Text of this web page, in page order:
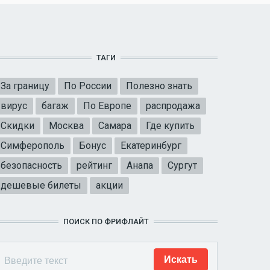
ТАГИ
За границу По России
Полезно знать
вирус
багаж По Европе
распродажа
Скидки
Москва Самара
Где купить
Симферополь
Бонус
Екатеринбург
безопасность
рейтинг Анапа
Сургут
дешевые билеты
акции
ПОИСК ПО ФРИФЛАЙТ